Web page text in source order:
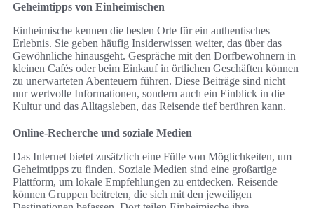
Geheimtipps von Einheimischen
Einheimische kennen die besten Orte für ein authentisches
Erlebnis. Sie geben häufig Insiderwissen weiter, das über das
Gewöhnliche hinausgeht. Gespräche mit den Dorfbewohnern in
kleinen Cafés oder beim Einkauf in örtlichen Geschäften können
zu unerwarteten Abenteuern führen. Diese Beiträge sind nicht
nur wertvolle Informationen, sondern auch ein Einblick in die
Kultur und das Alltagsleben, das Reisende tief berühren kann.
Online-Recherche und soziale Medien
Das Internet bietet zusätzlich eine Fülle von Möglichkeiten, um
Geheimtipps zu finden. Soziale Medien sind eine großartige
Plattform, um lokale Empfehlungen zu entdecken. Reisende
können Gruppen beitreten, die sich mit den jeweiligen